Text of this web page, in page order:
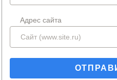
Адрес сайта